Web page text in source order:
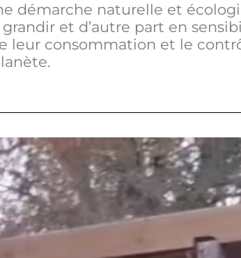
démarche naturelle et
et d’autre part en
leur consommation et le